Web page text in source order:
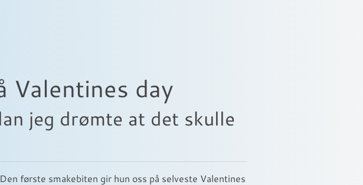
Valentines day
jeg drømte at det skulle
første smakebiten gir hun oss på selveste Valentines